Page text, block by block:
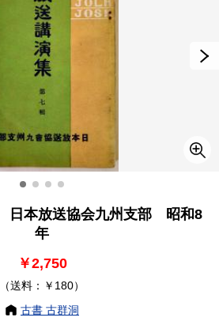
日本放送協会九州支部 昭和8
年
￥2,750
（送料：￥180）
古書 古群洞